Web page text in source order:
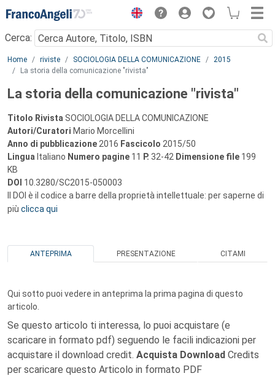
Menu
Cerca:
Main content
Home riviste SOCIOLOGIA DELLA COMUNICAZIONE
2015
La storia della comunicazione "rivista"
La storia della comunicazione "rivista"
Titolo Rivista SOCIOLOGIA DELLA COMUNICAZIONE
Autori/Curatori Mario Morcellini
Anno di pubblicazione 2016 Fascicolo 2015/50
Lingua Italiano Numero pagine 11 P. 32-42 Dimensione file 199
KB
DOI 10.3280/SC2015-050003
Il DOI è il codice a barre della proprietà intellettuale: per saperne di
più clicca qui
ANTEPRIMA PRESENTAZIONE CITAMI
Qui sotto puoi vedere in anteprima la prima pagina di questo
articolo.
Se questo articolo ti interessa, lo puoi acquistare (e
scaricare in formato pdf) seguendo le facili indicazioni per
acquistare il download credit. Acquista Download Credits
per scaricare questo Articolo in formato PDF